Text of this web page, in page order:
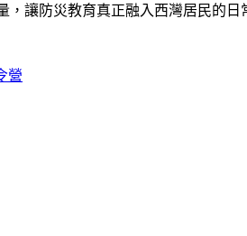
讓防災教育真正融入西灣居民的日
營